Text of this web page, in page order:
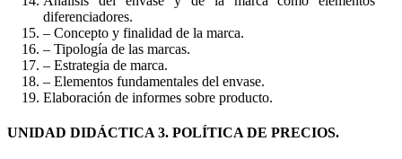
diferenciadores.
– Concepto y finalidad de la marca.
– Tipología de las marcas.
– Estrategia de marca.
– Elementos fundamentales del envase.
Elaboración de informes sobre producto.
UNIDAD DIDÁCTICA 3. POLÍTICA DE PRECIOS.